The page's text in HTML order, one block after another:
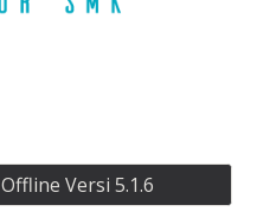
Versi 5.1.6